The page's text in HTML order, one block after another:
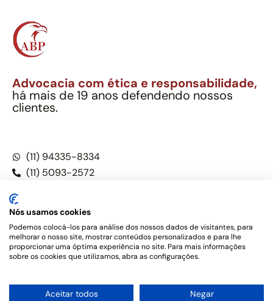
Advocacia com ética e responsabilidade,
há mais de 19 anos defendendo nossos
clientes.
(11) 94335-8334
(11) 5093-2572
Este site não é um produto Meta Platforms, Inc., Google LLC,
tampouco oferece serviços públicos oficiais. Somos um
o Código de Ética e Disciplina da OAB do Brasil – Alexandre
Nós usamos cookies
Podemos colocá-los para análise dos nossos dados de visitantes, para
melhorar o nosso site, mostrar conteúdos personalizados e para lhe
proporcionar uma óptima experiência no site. Para mais informações
sobre os cookies que utilizamos, abra as configurações.
Aceitar todos Negar